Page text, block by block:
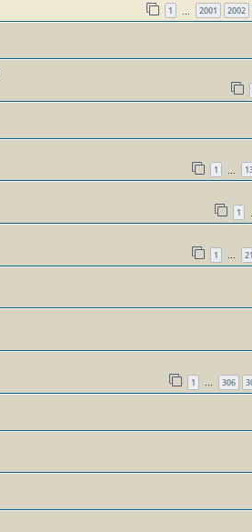
1 2001 2002
1
1
1 … 21
1 … 306